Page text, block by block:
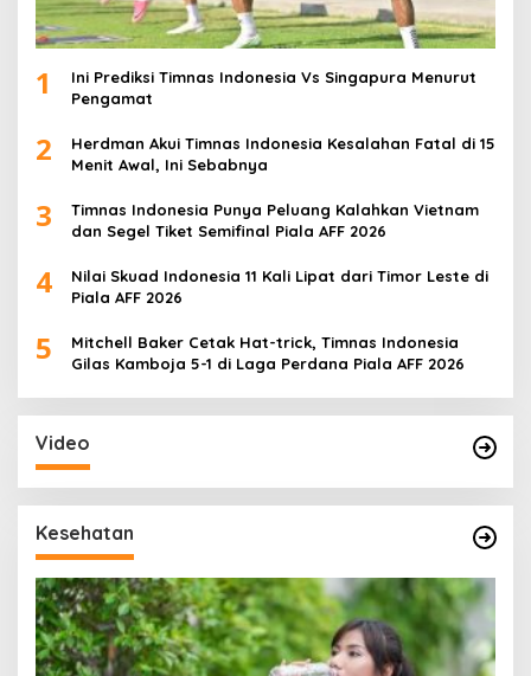
1
Ini Prediksi Timnas Indonesia Vs Singapura Menurut
Pengamat
2
Herdman Akui Timnas Indonesia Kesalahan Fatal di 15
Menit Awal, Ini Sebabnya
3
Timnas Indonesia Punya Peluang Kalahkan Vietnam
dan Segel Tiket Semifinal Piala AFF 2026
4
Nilai Skuad Indonesia 11 Kali Lipat dari Timor Leste di
Piala AFF 2026
5
Mitchell Baker Cetak Hat-trick, Timnas Indonesia
Gilas Kamboja 5-1 di Laga Perdana Piala AFF 2026
Video
Kesehatan